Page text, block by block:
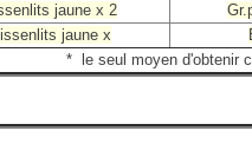
jaune x 2
jaune x
* le seul moyen d'obtenir